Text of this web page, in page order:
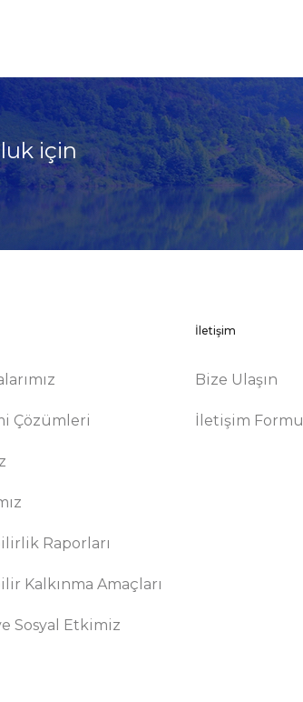
için
Çözümleri
Raporları
Kalkınma Amaçları
Sosyal Etkimiz
İletişim
Bize Ulaşın
İletişim Formu